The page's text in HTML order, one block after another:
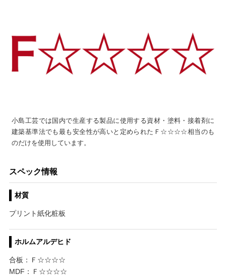
小島工芸では国内で生産する製品に使用する資材・塗料・接着剤に
建築基準法でも最も安全性が高いと定められたＦ☆☆☆☆相当のも
のだけを使用しています。
スペック情報
材質
プリント紙化粧板
ホルムアルデヒド
合板：Ｆ☆☆☆☆
MDF：Ｆ☆☆☆☆